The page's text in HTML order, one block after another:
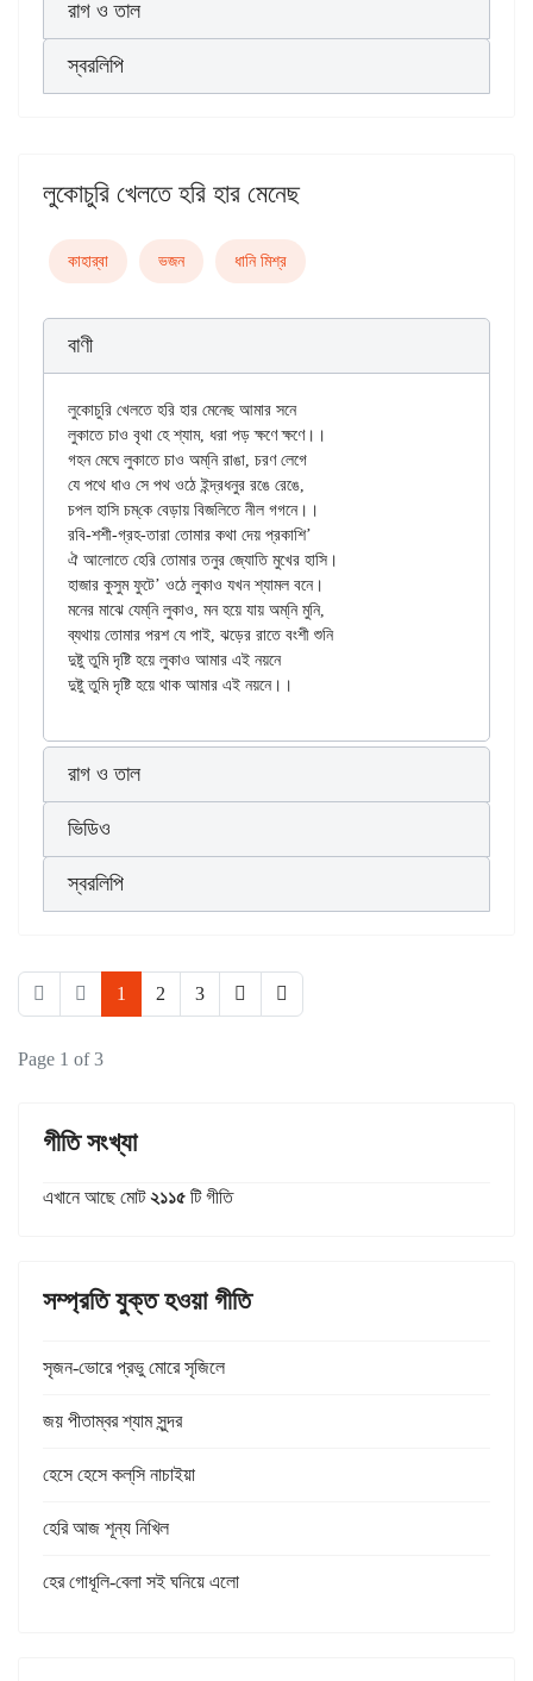
রাগ ও তাল
স্বরলিপি
লুকোচুরি খেলতে হরি হার মেনেছ
কাহার্‌বা ভজন ধানি মিশ্র
বাণী
লুকোচুরি খেলতে হরি হার মেনেছ আমার সনে
লুকাতে চাও বৃথা হে শ্যাম, ধরা পড় ক্ষণে ক্ষণে।।
গহন মেঘে লুকাতে চাও অম্‌নি রাঙা, চরণ লেগে
যে পথে ধাও সে পথ ওঠে ইন্দ্রধনুর রঙে রেঙে,
চপল হাসি চম্‌কে বেড়ায় বিজলিতে নীল গগনে।।
রবি-শশী-গ্রহ-তারা তোমার কথা দেয় প্রকাশি’
ঐ আলোতে হেরি তোমার তনুর জ্যোতি মুখের হাসি।
হাজার কুসুম ফুটে’ ওঠে লুকাও যখন শ্যামল বনে।
মনের মাঝে যেম্‌নি লুকাও, মন হয়ে যায় অম্‌নি মুনি,
ব্যথায় তোমার পরশ যে পাই, ঝড়ের রাতে বংশী শুনি
দুষ্টু তুমি দৃষ্টি হয়ে লুকাও আমার এই নয়নে
রাগ ও তাল
ভিডিও
স্বরলিপি
1 2 3
Page 1 of 3
গীতি সংখ্যা
এখানে আছে মোট২১১৫ টি গীতি
সম্প্রতি যুক্ত হওয়া গীতি
সৃজন-ভোরে প্রভু মোরে সৃজিলে
জয় পীতাম্বর শ্যাম সুন্দর
হেসে হেসে কল্‌সি নাচাইয়া
হেরি আজ শূন্য নিখিল
হের গোধূলি-বেলা সই ঘনিয়ে এলো